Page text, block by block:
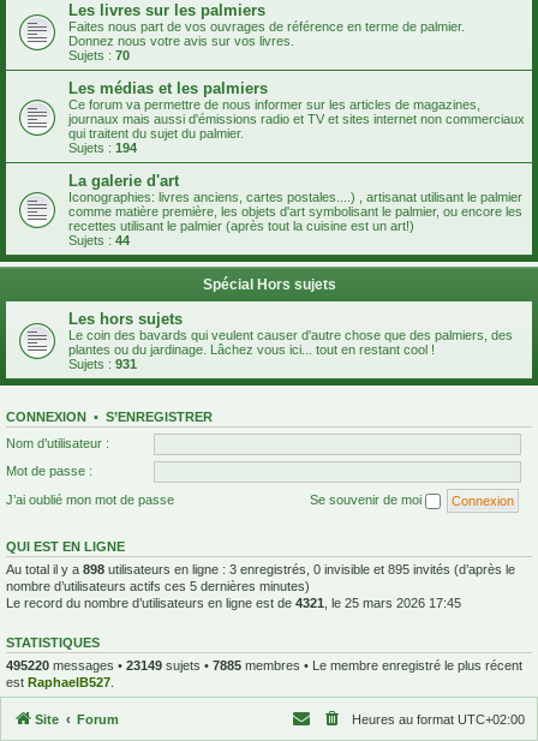
Les livres sur les palmiers
Faites nous part de vos ouvrages de référence en terme de palmier.
Donnez nous votre avis sur vos livres.
Sujets : 70
Les médias et les palmiers
Ce forum va permettre de nous informer sur les articles de magazines,
journaux mais aussi d'émissions radio et TV et sites internet non commerciaux
qui traitent du sujet du palmier.
Sujets : 194
La galerie d'art
Iconographies: livres anciens, cartes postales....) , artisanat utilisant le palmier
comme matière première, les objets d'art symbolisant le palmier, ou encore les
recettes utilisant le palmier (après tout la cuisine est un art!)
Sujets : 44
Spécial Hors sujets
Les hors sujets
Le coin des bavards qui veulent causer d'autre chose que des palmiers, des
plantes ou du jardinage. Lâchez vous ici... tout en restant cool !
Sujets : 931
CONNEXION • S’ENREGISTRER
Nom d’utilisateur :
Mot de passe :
J’ai oublié mon mot de passe
Se souvenir de moi
QUI EST EN LIGNE
Au total il y a 898 utilisateurs en ligne : 3 enregistrés, 0 invisible et 895 invités (d’après le
nombre d’utilisateurs actifs ces 5 dernières minutes)
Le record du nombre d’utilisateurs en ligne est de 4321 , le 25 mars 2026 17:45
STATISTIQUES
495220 messages • 23149 sujets • 7885 membres • Le membre enregistré le plus récent
est RaphaelB527
Site Forum Heures au format UTC+02:00